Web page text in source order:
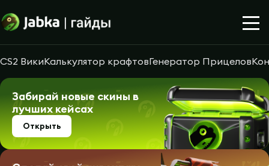
CS2 ВикиКалькулятор крафтовГенератор Прицелов
Забирай новые скины в
лучших кейсах
Открыть